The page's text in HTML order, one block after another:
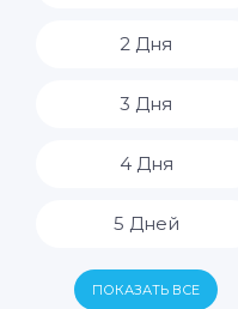
2 Дня
3 Дня
4 Дня
5 Дней
6 Дней
ПОКАЗАТЬ ВСЕ